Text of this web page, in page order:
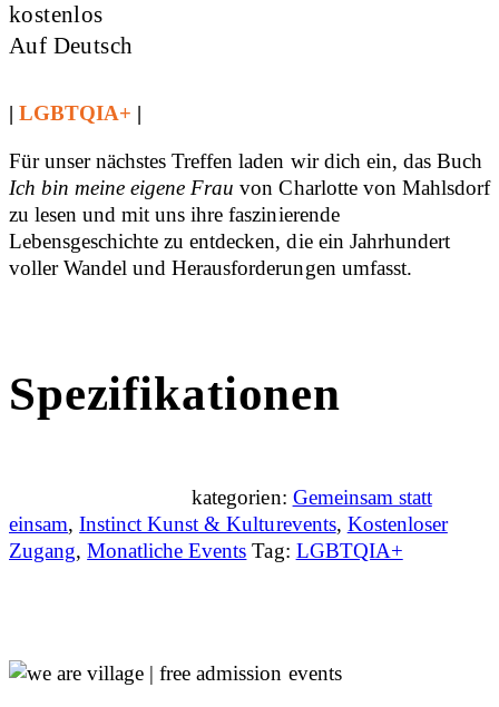
kostenlos
Auf Deutsch
|LGBTQIA+ |
Für unser nächstes Treffen laden wir dich ein, das Buch
Ich bin meine eigene Frau von Charlotte von Mahlsdorf
zu lesen und mit uns ihre faszinierende
Lebensgeschichte zu entdecken, die ein Jahrhundert
voller Wandel und Herausforderungen umfasst.
Spezifikationen
kategorien: Gemeinsam statt
einsam,Instinct Kunst & Kulturevents, Kostenloser
Zugang,Monatliche Events Tag: LGBTQIA+